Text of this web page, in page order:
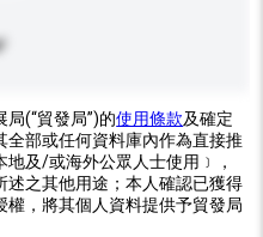
(“貿發局”)的使用條款及確定
部或任何資料庫內作為直接推
及/或海外公眾人士使用﹞，
述之其他用途；本人確認已獲得
，將其個人資料提供予貿發局